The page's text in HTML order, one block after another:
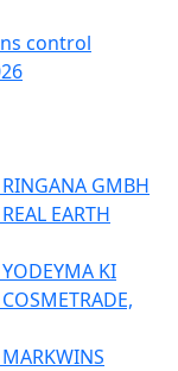
control
GMBH
EARTH
KI